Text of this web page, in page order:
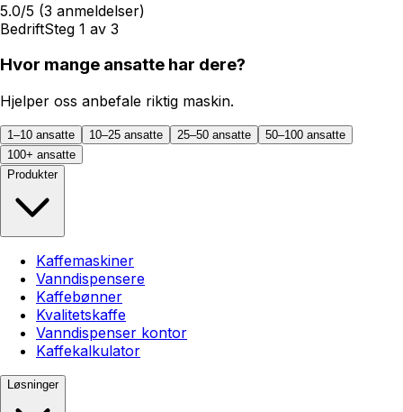
5.0/5 (3 anmeldelser)
BedriftSteg 1 av 3
Hvor mange ansatte har dere?
Hjelper oss anbefale riktig maskin.
1–10 ansatte 10–25 ansatte 25–50 ansatte
50–100 ansatte
100+ ansatte
Produkter
Kaffemaskiner
Vanndispensere
Kaffebønner
Kvalitetskaffe
Vanndispenser kontor
Kaffekalkulator
Løsninger